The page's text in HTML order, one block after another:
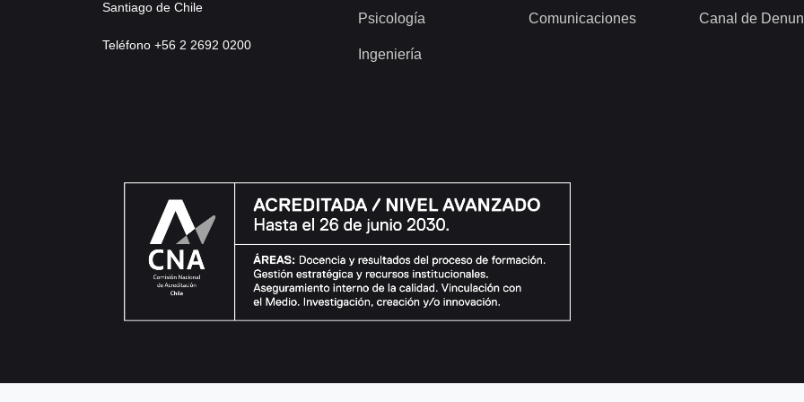
Santiago de Chile
Teléfono +56 2 2692 0200
Psicología
Ingeniería
Comunicaciones Canal de